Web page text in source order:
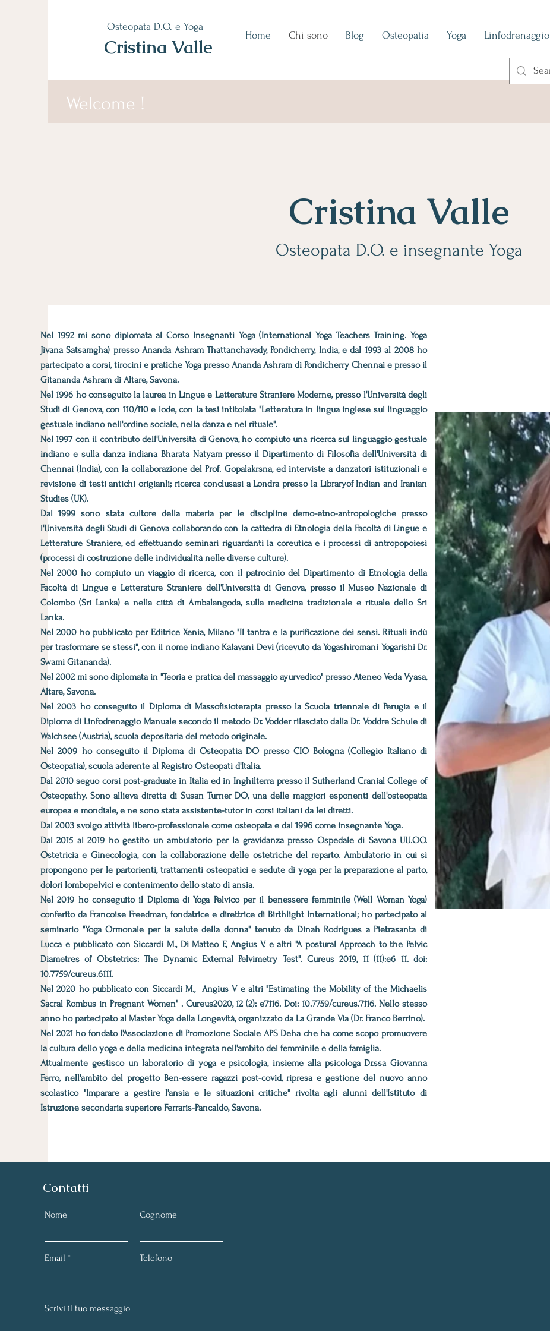
Osteopata D.O. e Yoga
Cristina Valle
Home Chi sono Blog Osteopatia Yoga Linfodrenaggio
Welcome !
Cristina Valle
Osteopata D.O. e insegnante Yoga
Nel 1992 mi sono diplomata al Corso Insegnanti Yoga (International Yoga Teachers Training. Yoga
Jivana Satsamgha) presso Ananda Ashram Thattanchavady, Pondicherry, India, e dal 1993 al 2008 ho
partecipato a corsi, tirocini e pratiche Yoga presso Ananda Ashram di Pondicherry Chennai e presso il
Gitananda Ashram di Altare, Savona.
Nel 1996 ho conseguito la laurea in Lingue e Letterature Straniere Moderne, presso l'Università degli
Studi di Genova, con 110/110 e lode, con la tesi intitolata "Letteratura in lingua inglese sul linguaggio
gestuale indiano nell'ordine sociale, nella danza e nel rituale".
Nel 1997 con il contributo dell'Università di Genova, ho compiuto una ricerca sul linguaggio gestuale
indiano e sulla danza indiana Bharata Natyam presso il Dipartimento di Filosofia dell'Università di
Chennai (India), con la collaborazione del Prof. Gopalakrsna, ed interviste a danzatori istituzionali e
revisione di testi antichi origianli; ricerca conclusasi a Londra presso la Libraryof Indian and Iranian
Studies (UK).
Dal 1999 sono stata cultore della materia per le discipline demo-etno-antropologiche presso
l'Università degli Studi di Genova collaborando con la cattedra di Etnologia della Facoltà di Lingue e
Letterature Straniere, ed effettuando seminari riguardanti la coreutica e i processi di antropopoiesi
(processi di costruzione delle individualità nelle diverse culture).
Nel 2000 ho compiuto un viaggio di ricerca, con il patrocinio del Dipartimento di Etnologia della
Facoltà di Lingue e Letterature Straniere dell'Università di Genova, presso il Museo Nazionale di
Colombo (Sri Lanka) e nella città di Ambalangoda, sulla medicina tradizionale e rituale dello Sri
Lanka.
Nel 2000 ho pubblicato per Editrice Xenia, Milano "Il tantra e la purificazione dei sensi. Rituali indù
per trasformare se stessi", con il nome indiano Kalavani Devi (ricevuto da Yogashiromani Yogarishi Dr.
Swami Gitananda).
Nel 2002 mi sono diplomata in "Teoria e pratica del massaggio ayurvedico" presso Ateneo Veda Vyasa,
Altare, Savona.
Nel 2003 ho conseguito il Diploma di Massofisioterapia presso la Scuola triennale di Perugia e il
Diploma di Linfodrenaggio Manuale secondo il metodo Dr. Vodder rilasciato dalla Dr. Voddre Schule di
Walchsee (Austria), scuola depositaria del metodo originale.
Nel 2009 ho conseguito il Diploma di Osteopatia DO presso CIO Bologna (Collegio Italiano di
Osteopatia), scuola aderente al Registro Osteopati d'Italia.
Dal 2010 seguo corsi post-graduate in Italia ed in Inghilterra presso il Sutherland Cranial College of
Osteopathy. Sono allieva diretta di Susan Turner DO, una delle maggiori esponenti dell'osteopatia
europea e mondiale, e ne sono stata assistente-tutor in corsi italiani da lei diretti.
Dal 2003 svolgo attività libero-professionale come osteopata e dal 1996 come insegnante Yoga.
Dal 2015 al 2019 ho gestito un ambulatorio per la gravidanza presso Ospedale di Savona UU.OO.
Ostetricia e Ginecologia, con la collaborazione delle ostetriche del reparto. Ambulatorio in cui si
propongono per le partorienti, trattamenti osteopatici e sedute di yoga per la preparazione al parto,
dolori lombopelvici e contenimento dello stato di ansia.
Nel 2019 ho conseguito il Diploma di Yoga Pelvico per il benessere femminile (Well Woman Yoga)
conferito da Francoise Freedman, fondatrice e direttrice di Birthlight International; ho partecipato al
seminario "Yoga Ormonale per la salute della donna" tenuto da Dinah Rodrigues a Pietrasanta di
Lucca e pubblicato con Siccardi M., Di Matteo F., Angius V. e altri "A postural Approach to the Pelvic
Diametres of Obstetrics: The Dynamic External Pelvimetry Test". Cureus 2019, 11 (11):e6 11. doi:
10.7759/cureus.6111.
Nel 2020 ho pubblicato con Siccardi M., Angius V e altri "Estimating the Mobility of the Michaelis
Sacral Rombus in Pregnant Women" . Cureus2020, 12 (2): e7116. Doi: 10.7759/cureus.7116. Nello stesso
anno ho partecipato al Master Yoga della Longevità, organizzato da La Grande Via (Dr. Franco Berrino).
Nel 2021 ho fondato l'Associazione di Promozione Sociale APS Deha che ha come scopo promuovere
la cultura dello yoga e della medicina integrata nell'ambito del femminile e della famiglia.
Attualmente gestisco un laboratorio di yoga e psicologia, insieme alla psicologa Dr.ssa Giovanna
Ferro, nell'ambito del progetto Ben-essere ragazzi post-covid, ripresa e gestione del nuovo anno
scolastico "Imparare a gestire l'ansia e le situazioni critiche" rivolta agli alunni dell'Istituto di
Istruzione secondaria superiore Ferraris-Pancaldo, Savona.
Contatti
Nome Cognome
Email Telefono